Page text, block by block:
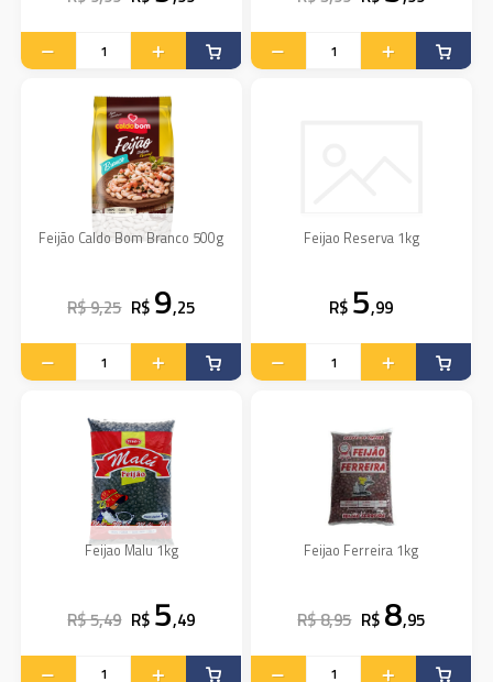
Feijão Caldo Bom Branco 500g
R$ 9,25 R$ 9,25
Feijao Reserva 1kg
R$ 5,99
Feijao Malu 1kg
R$ 5,49 R$ 5,49
Feijao Ferreira 1kg
R$ 8,95 R$ 8,95